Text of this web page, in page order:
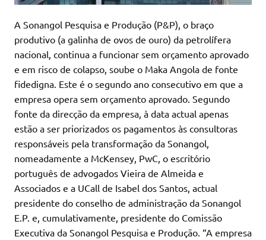
A Sonangol Pesquisa e Produção (P&P), o braço
produtivo (a galinha de ovos de ouro) da petrolífera
nacional, continua a funcionar sem orçamento aprovado
e em risco de colapso, soube o Maka Angola de fonte
fidedigna. Este é o segundo ano consecutivo em que a
empresa opera sem orçamento aprovado. Segundo
fonte da direcção da empresa, à data actual apenas
estão a ser priorizados os pagamentos às consultoras
responsáveis pela transformação da Sonangol,
nomeadamente a McKensey, PwC, o escritório
português de advogados Vieira de Almeida e
Associados e a UCall de Isabel dos Santos, actual
presidente do conselho de administração da Sonangol
E.P. e, cumulativamente, presidente do Comissão
Executiva da Sonangol Pesquisa e Produção. “A empresa